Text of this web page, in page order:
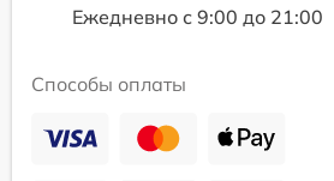
Ежедневно с 9:00 до 21:00
Способы оплаты